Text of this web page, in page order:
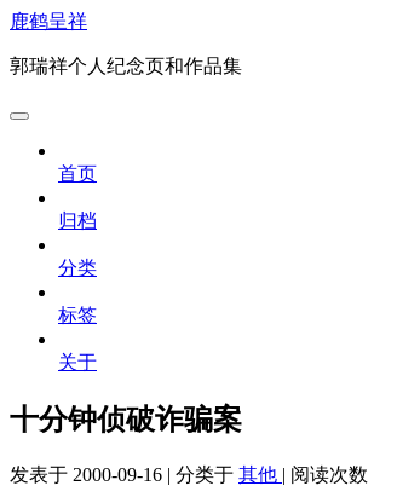
鹿鹤呈祥
郭瑞祥个人纪念页和作品集
首页
归档
分类
标签
关于
十分钟侦破诈骗案
发表于 2000-09-16 | 分类于 其他 | 阅读次数